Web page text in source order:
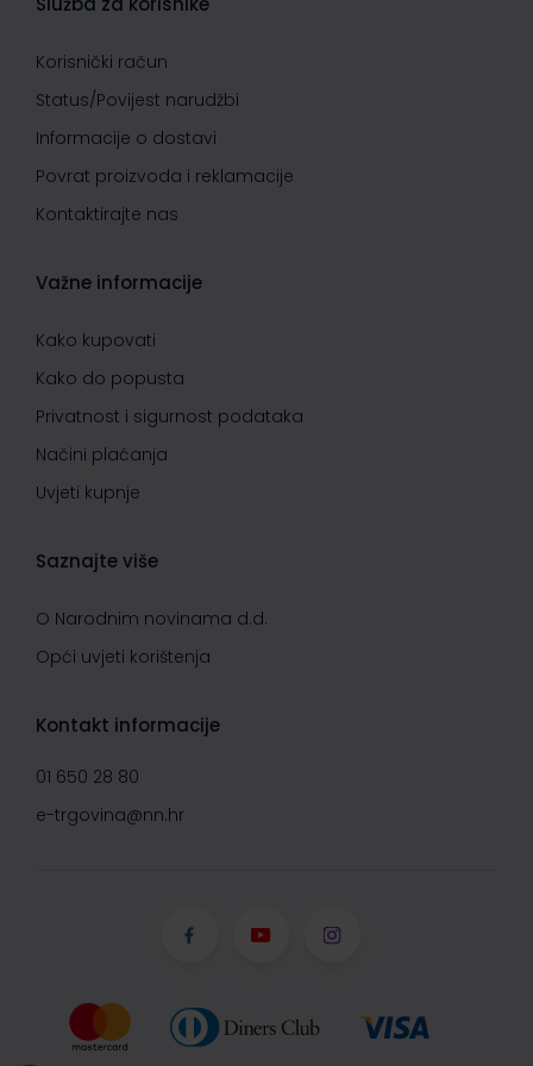
Korisnički račun
Status/Povijest narudžbi
Informacije o dostavi
Povrat proizvoda i reklamacije
Kontaktirajte nas
Važne informacije
Kako kupovati
Kako do popusta
Privatnost i sigurnost podataka
Načini plaćanja
Uvjeti kupnje
Saznajte više
O Narodnim novinama d.d.
Opći uvjeti korištenja
Kontakt informacije
01 650 28 80
e-trgovina@nn.hr